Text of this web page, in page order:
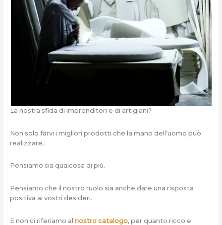
La nostra sfida di imprenditori e di artigiani?
Non solo farvi i migliori prodotti che la mano dell’uomo può
realizzare.
Pensiamo sia qualcosa di più.
Pensiamo che il nostro ruolo sia anche dare una risposta
positiva ai vostri desideri.
E non ci riferiamo al nostro catalogo, per quanto ricco e